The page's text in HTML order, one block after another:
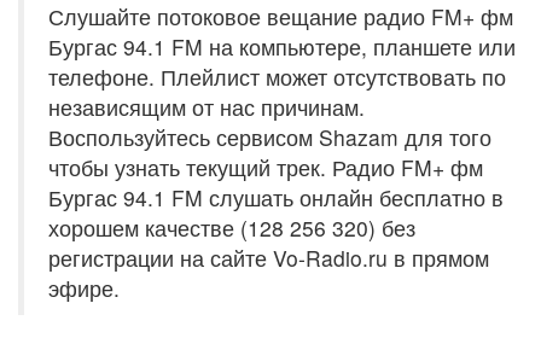
Слушайте потоковое вещание радио FM+ фм
Бургас 94.1 FM на компьютере, планшете или
телефоне. Плейлист может отсутствовать по
независящим от нас причинам.
Воспользуйтесь сервисом Shazam для того
чтобы узнать текущий трек. Радио FM+ фм
Бургас 94.1 FM слушать онлайн бесплатно в
хорошем качестве (128 256 320) без
регистрации на сайте Vo-Radio.ru в прямом
эфире.